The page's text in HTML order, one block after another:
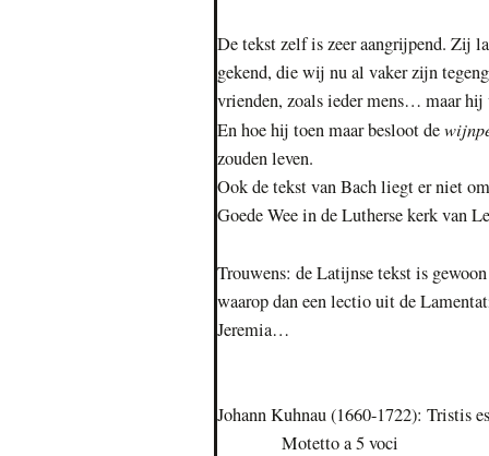
De tekst zelf is zeer aangrijpend. Zij
gekend, die wij nu al vaker zijn
vrienden, zoals ieder mens… maar hij
En hoe hij toen maar besloot de
zouden leven.
Ook de tekst van Bach liegt er niet
Goede Wee in de Lutherse kerk van
Trouwens: de Latijnse tekst is
waarop dan een lectio uit de
Jeremia…
Johann Kuhnau (1660-1722): Tristis
Motetto a 5 voci